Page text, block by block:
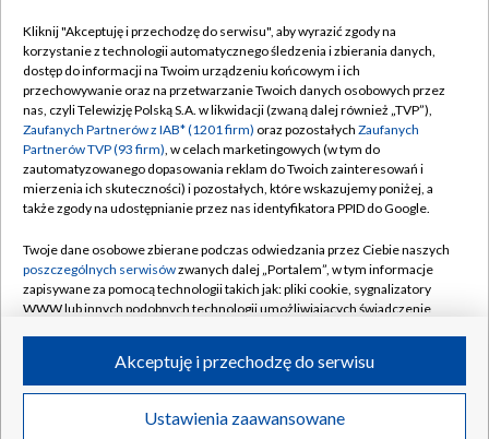
TVP
Abonament TVP
Emisja w TVP
Centrum informacji TVP
Naziemna Telewizja Cyfrowa
Rada Programowa
System NOS
Informacje o nadawcy
Program dla prasy
Regulamin TVP
Polityka prywatności
Moje zgody
Pomoc
Kontakt
Kanały
©2026 Telewizja Polska S.A. w likwidacji
Kliknij "Akceptuję i przechodzę do serwisu", aby wyrazić zgody na
korzystanie z technologii automatycznego śledzenia i zbierania danych,
dostęp do informacji na Twoim urządzeniu końcowym i ich
przechowywanie oraz na przetwarzanie Twoich danych osobowych przez
nas, czyli Telewizję Polską S.A. w likwidacji (zwaną dalej również „TVP”),
Zaufanych Partnerów z IAB* (1201 firm) oraz pozostałych Zaufanych
Partnerów TVP (93 firm), w celach marketingowych (w tym do
zautomatyzowanego dopasowania reklam do Twoich zainteresowań i
mierzenia ich skuteczności) i pozostałych, które wskazujemy poniżej, a
także zgody na udostępnianie przez nas identyfikatora PPID do Google.
Twoje dane osobowe zbierane podczas odwiedzania przez Ciebie naszych
poszczególnych serwisówzwanych dalej „Portalem”, w tym informacje
zapisywane za pomocą technologii takich jak: pliki cookie, sygnalizatory
WWW lub innych podobnych technologii umożliwiających świadczenie
ruchu w Internecie.
Twoje dane osobowe zbierane podczas odwiedzania przez Ciebie
poszczególnych serwisówna Portalu, takie jak adresy IP, identyfikatory
Ustawienia zaawansowane
Akceptuję i przechodzę do serwisu